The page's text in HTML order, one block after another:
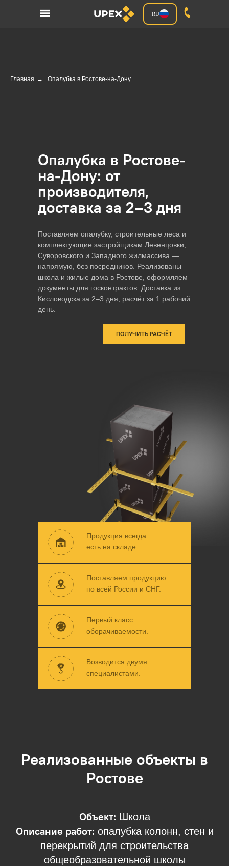
RU
Главная → Опалубка в Ростове-на-Дону
Опалубка в Ростове-
на-Дону: от
производителя,
доставка за 2–3 дня
Поставляем опалубку, строительные леса и
комплектующие застройщикам Левенцовки,
Суворовского и Западного жилмассива —
напрямую, без посредников. Реализованы
школа и жилые дома в Ростове, оформляем
документы для госконтрактов. Доставка из
Кисловодска за 2–3 дня, расчёт за 1 рабочий
день.
ПОЛУЧИТЬ РАСЧЁТ
Поставляем продукцию
по всей России и СНГ.
Продукция всегда
есть на складе.
Первый класс
оборачиваемости.
Возводится двумя
специалистами.
Реализованные объекты в
Ростове
Объект: Школа
Описание работ: опалубка колонн, стен и
перекрытий для строительства
общеобразовательной школы